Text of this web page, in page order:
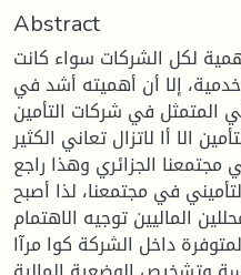
Abstract
لكل الشركات سواء كانت
إلا أن أهميته أشد في
المتمثل في شركات التأمين.
الا أا لاتزال تعاني الكثير
الجزائري وهذا راجع
في مجتمعنا، لذا أصبح
الماليين توجيه الاهتمام
داخل الشركة كوا مرآا